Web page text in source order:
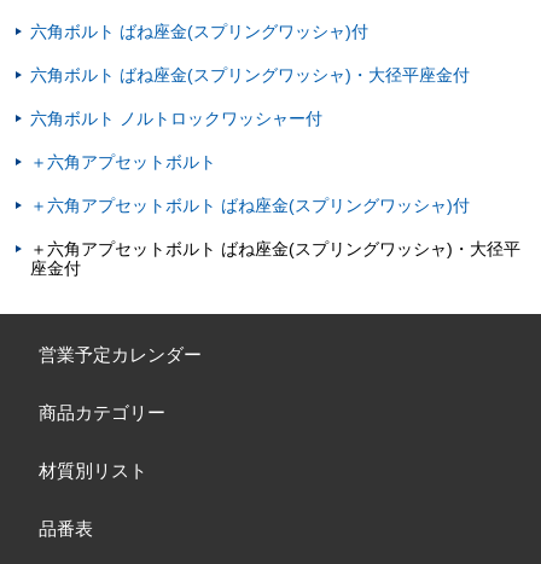
六角ボルト ばね座金(スプリングワッシャ)付
六角ボルト ばね座金(スプリングワッシャ)・大径平座金付
六角ボルト ノルトロックワッシャー付
＋六角アプセットボルト
＋六角アプセットボルト ばね座金(スプリングワッシャ)付
＋六角アプセットボルト ばね座金(スプリングワッシャ)・大径平
座金付
営業予定カレンダー
商品カテゴリー
材質別リスト
品番表